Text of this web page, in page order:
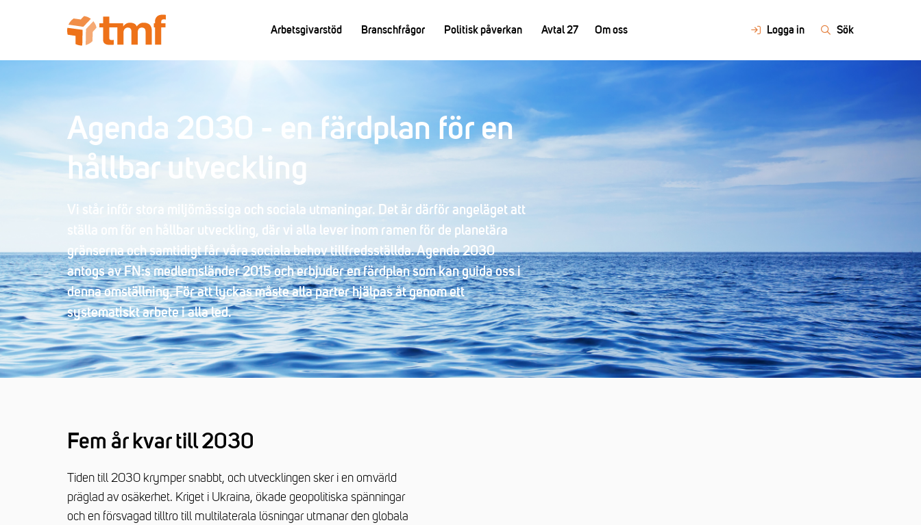
Arbetsgivarstöd Branschfrågor Politisk påverkan Avtal 27 Om oss Logga in Sök
Agenda 2030 - en färdplan för en
hållbar utveckling
Vi står inför stora miljömässiga och sociala utmaningar. Det är därför angeläget att
ställa om för en hållbar utveckling, där vi alla lever inom ramen för de planetära
gränserna och samtidigt får våra sociala behov tillfredsställda. Agenda 2030
antogs av FN:s medlemsländer 2015 och erbjuder en färdplan som kan guida oss i
denna omställning. För att lyckas måste alla parter hjälpas åt genom ett
systematiskt arbete i alla led.
Fem år kvar till 2030
Tiden till 2030 krymper snabbt, och utvecklingen sker i en omvärld
präglad av osäkerhet. Kriget i Ukraina, ökade geopolitiska spänningar
och en försvagad tilltro till multilaterala lösningar utmanar den globala